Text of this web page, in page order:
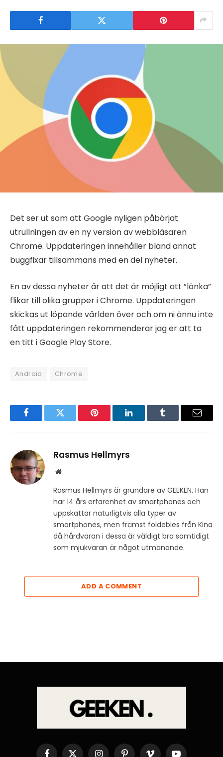
Det ser ut som att Google nyligen påbörjat
utrullningen av en ny version av webbläsaren
Chrome. Uppdateringen innehåller bland annat
buggfixar tillsammans med en del nyheter.
En av dessa nyheter är att det är möjligt att ”länka”
flikar till olika grupper i Chrome. Uppdateringen
skickas ut löpande världen över och om ni ännu inte
fått uppdateringen rekommenderar jag er att ta
en titt i Google Play Store.
Android Chrome
FacebookTwitter Pinterest LinkedInTumblr Email
Rasmus Hellmyrs
Website
Rasmus Hellmyrs är grundare av GEEKEN. Han
har 14 års erfarenhet av smartphones och
uppskattar naturligtvis alla typer av
smartphones, men främst foldebles från Kina
då hårdvaran i dessa är väldigt bra samtidigt
som mjukvaran är något utmanande.
ADD A COMMENT